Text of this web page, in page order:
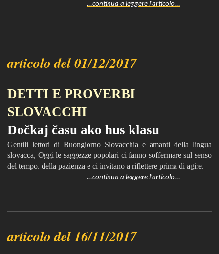
...continua a leggere l'articolo...
articolo del 01/12/2017
DETTI E PROVERBI
SLOVACCHI
Dočkaj času ako hus klasu
Gentili lettori di Buongiorno Slovacchia e amanti della lingua
slovacca, Oggi le saggezze popolari ci fanno soffermare sul senso
del tempo, della pazienza e ci invitano a riflettere prima di agire.
...continua a leggere l'articolo...
articolo del 16/11/2017